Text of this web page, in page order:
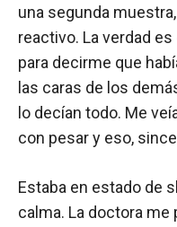
una segunda
reactivo. La verdad
para decirme que
las caras de los
lo decían todo. Me
con pesar y eso,
Estaba en estado de
calma. La doctora me